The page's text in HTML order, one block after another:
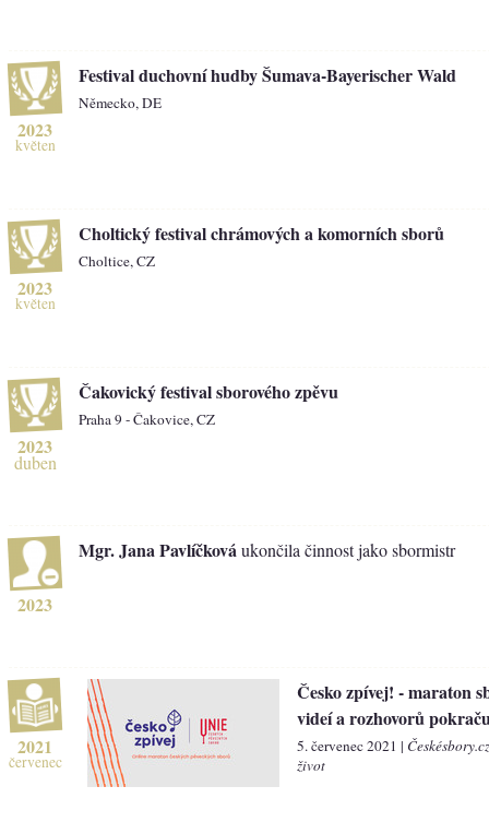
2023
květen
Festival duchovní hudby Šumava-Bayerischer Wald
Německo, DE
2023
květen
Choltický festival chrámových a komorních sborů
Choltice, CZ
2023
duben
Čakovický festival sborového zpěvu
Praha 9 - Čakovice, CZ
2023
Mgr. Jana Pavlíčková ukončila činnost jako sbormistr
2021
červenec
Česko zpívej! - maraton
videí a rozhovorů
5. červenec 2021 |
život